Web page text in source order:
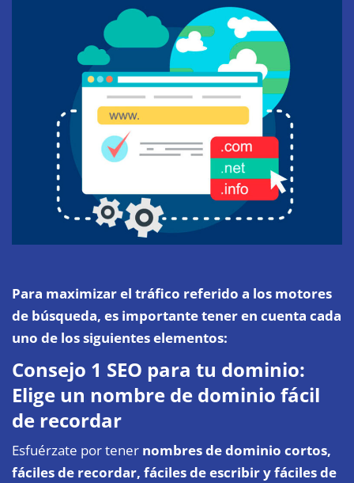
Para maximizar el tráfico referido a los motores
de búsqueda, es importante tener en cuenta cada
uno de los siguientes elementos:
Consejo 1 SEO para tu dominio:
Elige un nombre de dominio fácil
de recordar
Esfuérzate por tener nombres de dominio cortos,
fáciles de recordar, fáciles de escribir y fáciles de